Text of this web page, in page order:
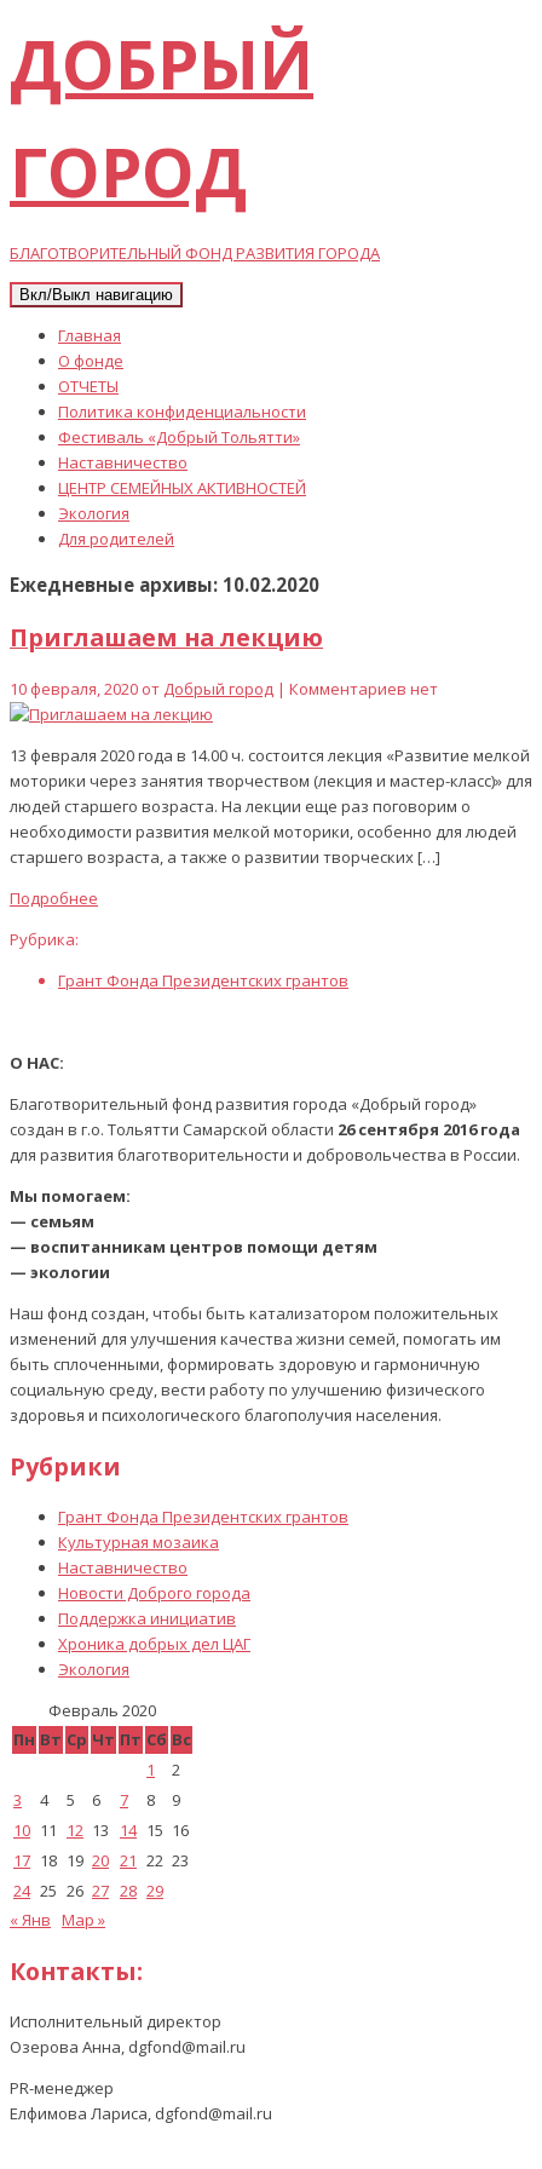
ДОБРЫЙ
ГОРОД
БЛАГОТВОРИТЕЛЬНЫЙ ФОНД РАЗВИТИЯ ГОРОДА
Вкл/Выкл навигацию
Главная
О фонде
ОТЧЕТЫ
Политика конфиденциальности
Фестиваль «Добрый Тольятти»
Наставничество
ЦЕНТР СЕМЕЙНЫХ АКТИВНОСТЕЙ
Экология
Для родителей
Ежедневные архивы: 10.02.2020
Приглашаем на лекцию
10 февраля, 2020 от Добрый город | Комментариев нет
13 февраля 2020 года в 14.00 ч. состоится лекция «Развитие мелкой
моторики через занятия творчеством (лекция и мастер-класс)» для
людей старшего возраста. На лекции еще раз поговорим о
необходимости развития мелкой моторики, особенно для людей
старшего возраста, а также о развитии творческих […]
Подробнее
Рубрика:
Грант Фонда Президентских грантов
О НАС:
Благотворительный фонд развития города «Добрый город»
создан в г.о. Тольятти Самарской области 26 сентября 2016 года
для развития благотворительности и добровольчества в России.
Мы помогаем:
— семьям
— воспитанникам центров помощи детям
— экологии
Наш фонд создан, чтобы быть катализатором положительных
изменений для улучшения качества жизни семей, помогать им
быть сплоченными, формировать здоровую и гармоничную
социальную среду, вести работу по улучшению физического
здоровья и психологического благополучия населения.
Рубрики
Грант Фонда Президентских грантов
Культурная мозаика
Наставничество
Новости Доброго города
Поддержка инициатив
Хроника добрых дел ЦАГ
Экология
Февраль 2020
Пн Вт Ср Чт Пт Сб Вс
1
2
3
4 5 6 7 8
9
10 11 12 13 14 15 16
17 18 19 20 21 22 23
24 25 26 27 28 29
« Янв Мар »
Контакты:
Исполнительный директор
Озерова Анна, dgfond@mail.ru
PR-менеджер
Елфимова Лариса, dgfond@mail.ru